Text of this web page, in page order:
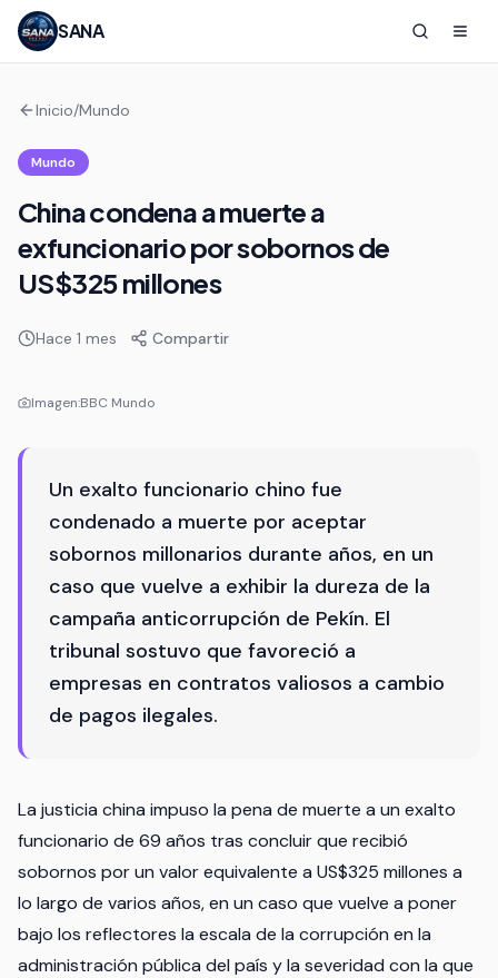
SANA
Inicio/Mundo
Mundo
China condena a muerte a
exfuncionario por sobornos de
US$325 millones
Hace 1 mes Compartir
Imagen:BBC Mundo
Un exalto funcionario chino fue
condenado a muerte por aceptar
sobornos millonarios durante años, en un
caso que vuelve a exhibir la dureza de la
campaña anticorrupción de Pekín. El
tribunal sostuvo que favoreció a
empresas en contratos valiosos a cambio
de pagos ilegales.
La justicia china impuso la pena de muerte a un exalto
funcionario de 69 años tras concluir que recibió
sobornos por un valor equivalente a US$325 millones a
lo largo de varios años, en un caso que vuelve a poner
bajo los reflectores la escala de la corrupción en la
administración pública del país y la severidad con la que